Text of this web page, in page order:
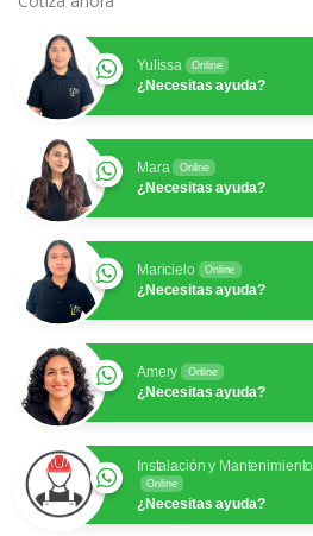
Yulissa Online
¿Necesitas ayuda?
Mara Online
¿Necesitas ayuda?
Maricielo Online
¿Necesitas ayuda?
Amery Online
¿Necesitas ayuda?
Instalación y Mantenimiento
Online
¿Necesitas ayuda?